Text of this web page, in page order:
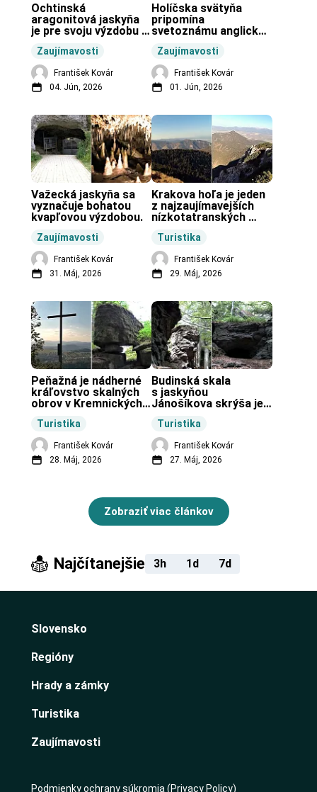
Zaujímavosti
Ochtinská
aragonitová jaskyňa
je pre svoju výzdobu
vo svete.
František Kovár
04. Jún, 2026
Zaujímavosti
Holíčska svätyňa
pripomína
svetoznámu anglickú
František Kovár
01. Jún, 2026
Zaujímavosti
Važecká jaskyňa sa
vyznačuje bohatou
kvapľovou výzdobou.
František Kovár
31. Máj, 2026
Turistika
Krakova hoľa je jeden
z najzaujímavejších
nízkotatranských
František Kovár
29. Máj, 2026
Turistika
Peňažná je nádherné
kráľovstvo skalných
obrov v Kremnických
František Kovár
28. Máj, 2026
Turistika
Budinská skala
s jaskyňou
Jánošíkova skrýša je
obci Budiná.
František Kovár
27. Máj, 2026
Zobraziť viac článkov
Najčítanejšie 3h 1d 7d
Slovensko
Regióny
Hrady a zámky
Turistika
Zaujímavosti
Podmienky ochrany súkromia (Privacy Policy)